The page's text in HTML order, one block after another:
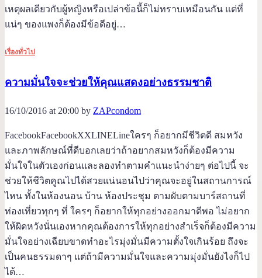
เหตุผลเดียวกับผู้หญิงหรือเปล่าข้อนี้ก็ไม่ทราบเหมือนกัน แต่ที่
แน่ๆ ของแพงก็ต้องมีข้อดีอยู่…
เรื่องทั่วไป
ความมั่นใจจะช่วยให้คุณแสดงอย่างธรรมชาติ
16/10/2016 at 20:00 by ZAPcondom
FacebookFacebookXXLINELineใครๆ ก็อยากมีชีวิตดี สมหวัง
และภาพลักษณ์ที่ดีบอกเลยว่าถ้าอยากสมหวังก็ต้องมีความ
มั่นใจในตัวเองก่อนและลองทำตามคำแนะนำง่ายๆ ต่อไปนี้ จะ
ช่วยให้ชีวิตคูณไปได้สวยแน่นอนไปว่าคุณจะอยู่ในสถานการณ์
ไหน ทั้งในห้องนอน บ้าน ห้องประชุม ตามผับตามบาร์สถานที่
ท่องเที่ยวทุกๆ ที่ ใครๆ ก็อยากให้ทุกอย่างออกมาดีพอ ไม่อยาก
ให้ผิดหวังนั่นเองหากคุณต้องการให้ทุกอย่างสำเร็จก็ต้องมีความ
มั่นใจอย่างเฉียบขาดทำอะไรมุ่งมั่นมีความตั้งใจเกินร้อย ถึงจะ
เป็นคนธรรมดาๆ แต่ถ้ามีความมั่นใจและความมุ่งมั่นยังไงก็ไป
ได้…